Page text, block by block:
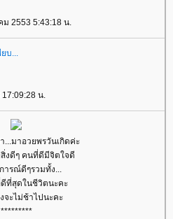
ม 2553 5:43:18 น.
น.
...มาอวยพรวันเกิดค่ะ
งดีๆ คนที่ดีมีจิตใจดี
รณ์ดีๆรวมทั้ง...
ที่สุดในชีวิตนะคะ
จะไม่ช้าไปนะคะ
*********